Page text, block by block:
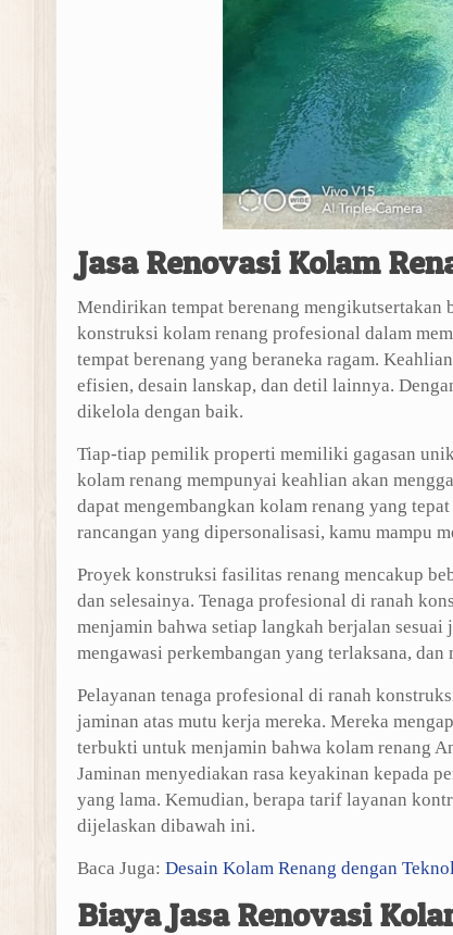
Jasa Renovasi Kolam
Mendirikan tempat berenang mengikutsertakan
konstruksi kolam renang profesional dalam
tempat berenang yang beraneka ragam.
efisien, desain lanskap, dan detil lainnya.
dikelola dengan baik.
Tiap-tiap pemilik properti memiliki gagasan
kolam renang mempunyai keahlian akan
dapat mengembangkan kolam renang yang
rancangan yang dipersonalisasi, kamu mampu
Proyek konstruksi fasilitas renang mencakup
dan selesainya. Tenaga profesional di ranah
menjamin bahwa setiap langkah berjalan
mengawasi perkembangan yang terlaksana,
Pelayanan tenaga profesional di ranah
jaminan atas mutu kerja mereka. Mereka
terbukti untuk menjamin bahwa kolam renang
Jaminan menyediakan rasa keyakinan kepada
yang lama. Kemudian, berapa tarif layanan
dijelaskan dibawah ini.
Baca Juga: Desain Kolam Renang dengan
Biaya Jasa Renovasi